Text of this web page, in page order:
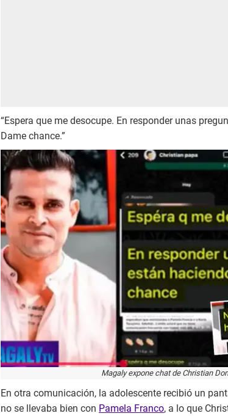
“Espera que me desocupe. En responder unas
Dame chance.”
Magaly expone chat de Christian
En otra comunicación, la adolescente recibió un
no se llevaba bien con Pamela Franco, a lo que